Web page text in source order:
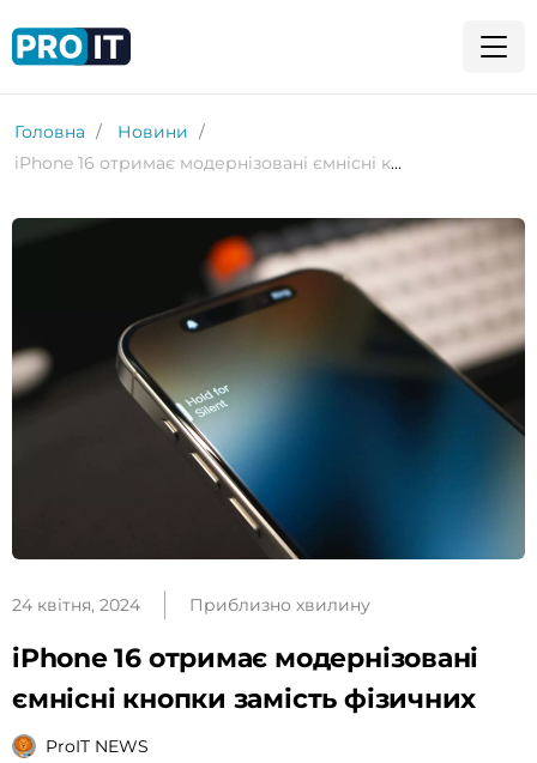
Головна
Новини
iPhone 16 отримає модернізовані ємнісні кнопки замість фізичних
24 квітня, 2024 Приблизно хвилину
iPhone 16 отримає модернізовані
ємнісні кнопки замість фізичних
ProIT NEWS